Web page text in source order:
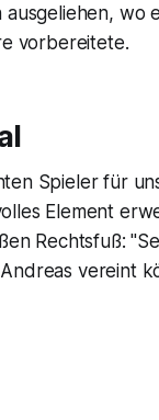
wo
vorbereitete.
Spieler für
Element
Rechtsfuß:
vereint